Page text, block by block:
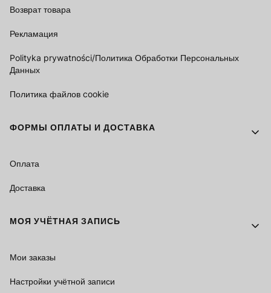
Возврат товара
Рекламация
Polityka prywatności/Политика Обработки Персональных
Данных
Политика файлов cookie
ФОРМЫ ОПЛАТЫ И ДОСТАВКА
Оплата
Доставка
МОЯ УЧЁТНАЯ ЗАПИСЬ
Мои заказы
Настройки учётной записи